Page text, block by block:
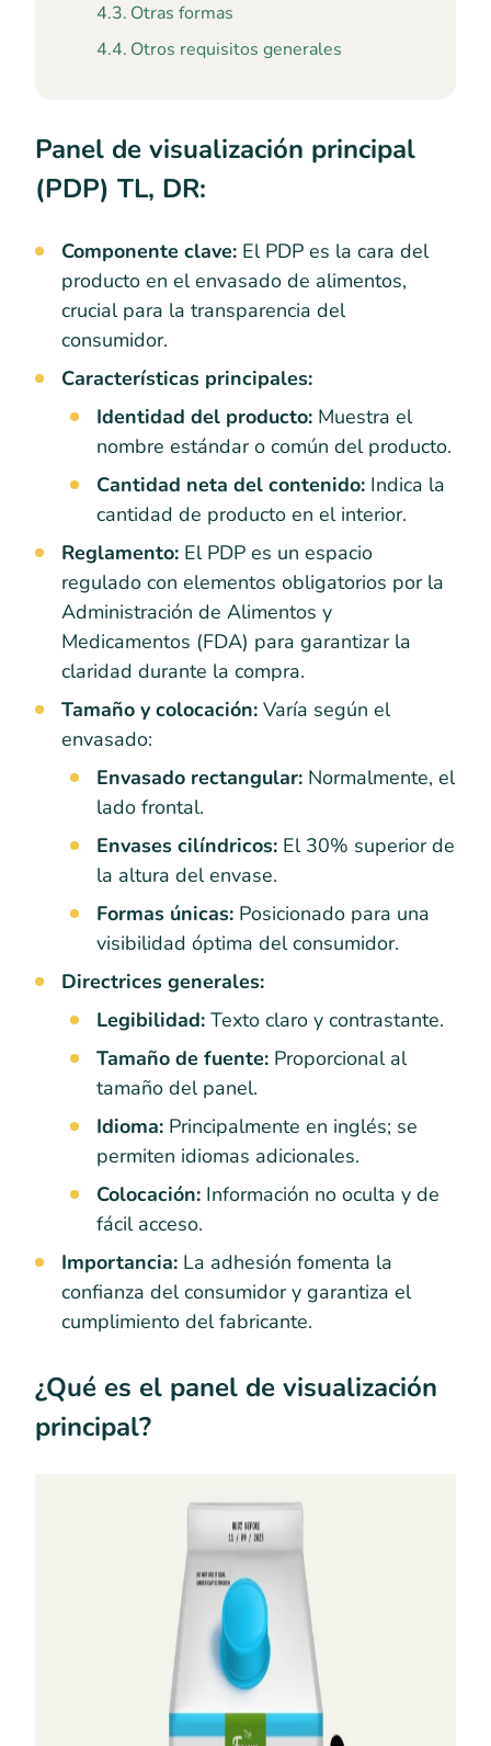
Otras formas
Otros requisitos generales
Panel de visualización principal
(PDP) TL, DR:
Componente clave: El PDP es la cara del
producto en el envasado de alimentos,
crucial para la transparencia del
consumidor.
Características principales:
Identidad del producto: Muestra el
nombre estándar o común del producto.
Cantidad neta del contenido: Indica la
cantidad de producto en el interior.
Reglamento: El PDP es un espacio
regulado con elementos obligatorios por la
Administración de Alimentos y
Medicamentos (FDA) para garantizar la
claridad durante la compra.
Tamaño y colocación: Varía según el
envasado:
Envasado rectangular: Normalmente, el
lado frontal.
Envases cilíndricos: El 30% superior de
la altura del envase.
Formas únicas: Posicionado para una
visibilidad óptima del consumidor.
Directrices generales:
Legibilidad: Texto claro y contrastante.
Tamaño de fuente: Proporcional al
tamaño del panel.
Idioma: Principalmente en inglés; se
permiten idiomas adicionales.
Colocación: Información no oculta y de
fácil acceso.
Importancia: La adhesión fomenta la
confianza del consumidor y garantiza el
cumplimiento del fabricante.
¿Qué es el panel de visualización
principal?